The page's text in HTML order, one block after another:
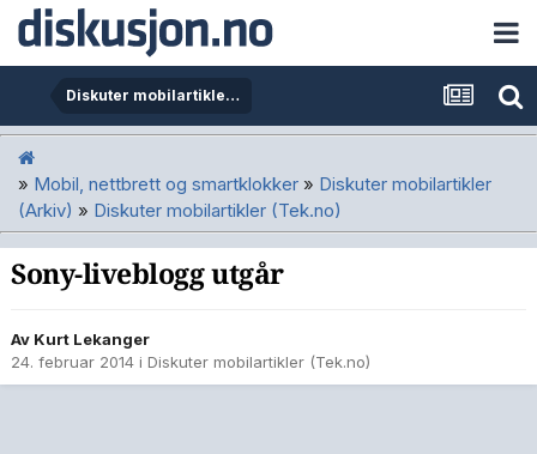
Diskuter mobilartikler (Tek.no)
» Mobil, nettbrett og smartklokker » Diskuter mobilartikler
(Arkiv) » Diskuter mobilartikler (Tek.no)
Sony-liveblogg utgår
Av Kurt Lekanger
24. februar 2014 i Diskuter mobilartikler (Tek.no)